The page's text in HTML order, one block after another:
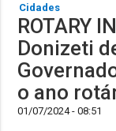
Cidades
ROTARY
Donizeti
o ano
01/07/2024 - 08:51